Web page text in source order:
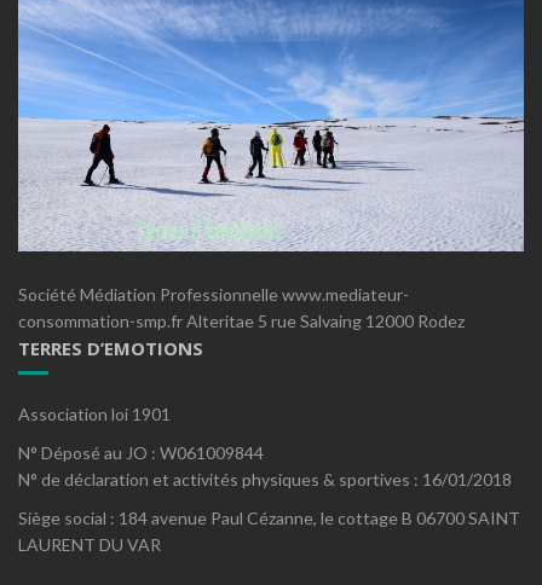
Société Médiation Professionnelle www.mediateur-
consommation-smp.fr Alteritae 5 rue Salvaing 12000 Rodez
TERRES D’EMOTIONS
Association loi 1901
N° Déposé au JO : W061009844
N° de déclaration et activités physiques & sportives : 16/01/2018
Siège social : 184 avenue Paul Cézanne, le cottage B 06700 SAINT
LAURENT DU VAR